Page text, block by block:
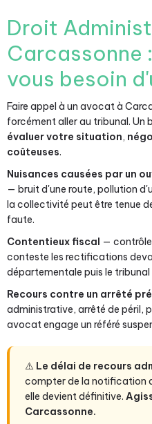
Droit
Carcassonne
vous besoin
Faire appel à un avocat à
forcément aller au tribunal. Un
évaluer votre situation,
coûteuses.
Nuisances causées par un
— bruit d'une route, pollution
la collectivité peut être tenue
faute.
Contentieux fiscal —
conteste les rectifications
départementale puis le
Recours contre un arrêté
administrative, arrêté de péril,
avocat engage un référé
⚠️ Le délai de recours
compter de la notification
elle devient définitive.
Carcassonne.